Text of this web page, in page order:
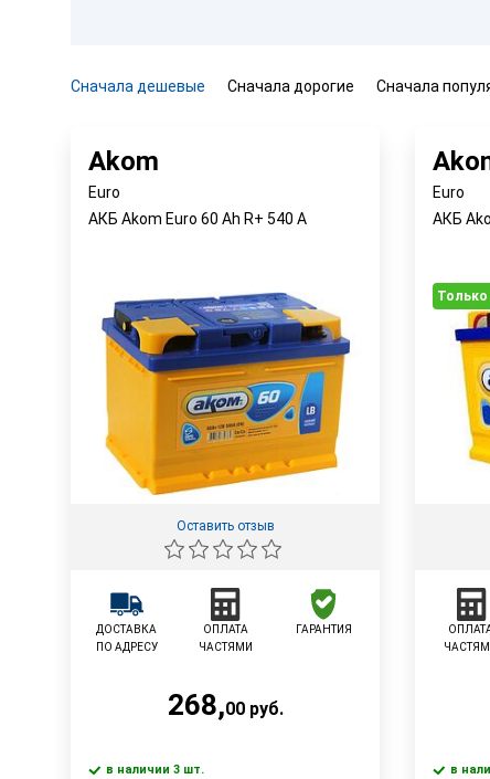
Сначала дешевые Сначала дорогие Сначала
Akom
Euro
АКБ Akom Euro 60 Ah R+ 540 A
Оставить отзыв
ДОСТАВКА
ПО АДРЕСУ
ОПЛАТА
ЧАСТЯМИ
ГАРАНТИЯ
268,00руб.
в наличии 3 шт.
Euro
АКБ
Только
в